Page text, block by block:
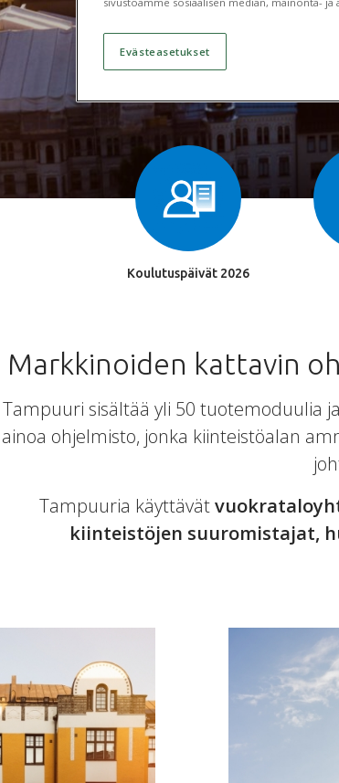
Koulutuspäivät 2026
Markkinoiden kattavin
Tampuuri sisältää yli 50 tuotemoduulia
ainoa ohjelmisto, jonka kiinteistöalan
Tampuuria käyttävät
kiinteistöjen suuromistajat,
Evästeasetukset